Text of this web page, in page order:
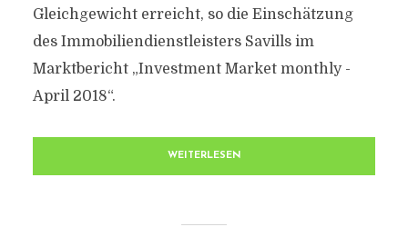
Gleichgewicht erreicht, so die Einschätzung
des Immobiliendienstleisters Savills im
Marktbericht „Investment Market monthly -
April 2018“.
WEITERLESEN